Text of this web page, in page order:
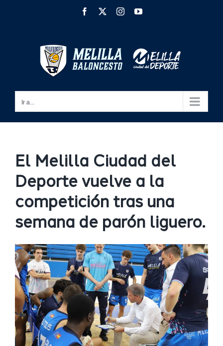
Facebook InstagramYouTube
Ir a...
El Melilla Ciudad del
Deporte vuelve a la
competición tras una
semana de parón liguero.
Ver
imagen
más
grande